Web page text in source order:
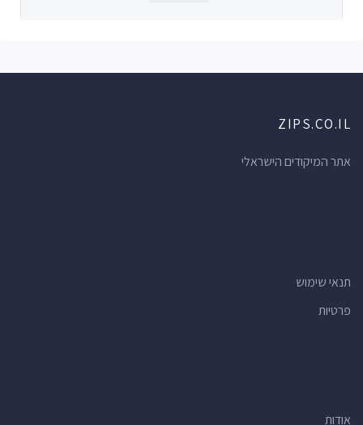
ZIPS.CO.IL
אתר המיקודים הישראלי
תנאי שימוש
פרטיות
אודות